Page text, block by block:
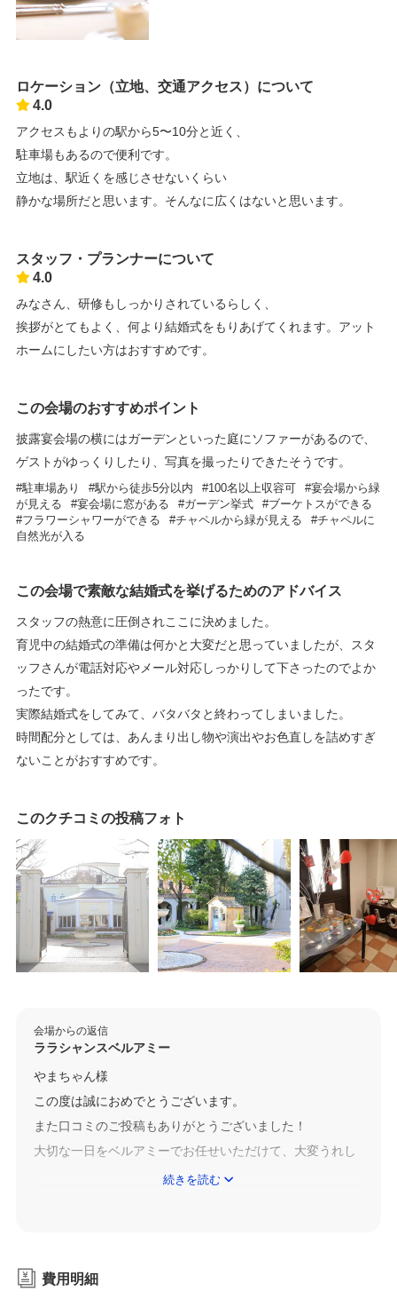
ロケーション（立地、交通アクセス）について
4.0
アクセスもよりの駅から5〜10分と近く、
駐車場もあるので便利です。
立地は、駅近くを感じさせないくらい
静かな場所だと思います。そんなに広くはないと思います。
スタッフ・プランナーについて
4.0
みなさん、研修もしっかりされているらしく、
挨拶がとてもよく、何より結婚式をもりあげてくれます。アット
ホームにしたい方はおすすめです。
この会場のおすすめポイント
披露宴会場の横にはガーデンといった庭にソファーがあるので、
ゲストがゆっくりしたり、写真を撮ったりできたそうです。
駐車場あり 駅から徒歩5分以内 100名以上収容可
宴会場から緑
が見える
宴会場に窓がある ガーデン挙式
ブーケトスができる
フラワーシャワーができる
チャペルから緑が見える
チャペルに
自然光が入る
この会場で素敵な結婚式を挙げるためのアドバイス
スタッフの熱意に圧倒されここに決めました。
育児中の結婚式の準備は何かと大変だと思っていましたが、スタ
ッフさんが電話対応やメール対応しっかりして下さったのでよか
ったです。
実際結婚式をしてみて、バタバタと終わってしまいました。
時間配分としては、あんまり出し物や演出やお色直しを詰めすぎ
ないことがおすすめです。
このクチコミの投稿フォト
会場からの返信
ララシャンスベルアミー
やまちゃん様
この度は誠におめでとうございます。
また口コミのご投稿もありがとうございました！
大切な一日をベルアミーでお任せいただけて、大変うれし
お二人のご意見をもとに今後ともゲストの方に満足してい
続きを読む
費用明細